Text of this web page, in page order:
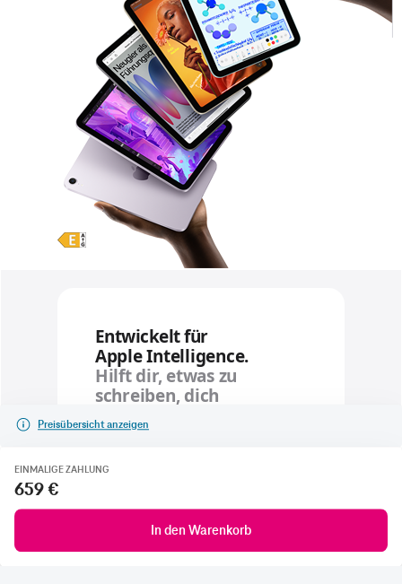
Preisübersicht anzeigen
EINMALIGE ZAHLUNG
659 €
In den Warenkorb